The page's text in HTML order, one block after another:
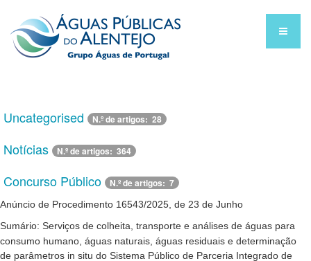
Uncategorised N.º de artigos: 28
Notícias N.º de artigos: 364
Concurso Público N.º de artigos: 7
Anúncio de Procedimento 16543/2025, de 23 de Junho
Sumário: Serviços de colheita, transporte e análises de águas para
consumo humano, águas naturais, águas residuais e determinação
de parâmetros in situ do Sistema Público de Parceria Integrado de